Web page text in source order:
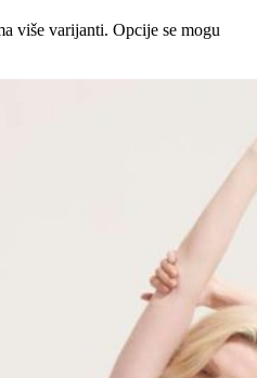
više varijanti. Opcije se mogu